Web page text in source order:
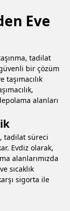
Eve
tadilat
bir çözüm
taşımacılık
alanları
tadilat süreci
Evdiz olarak,
alanlarımızda
sıcaklık
sigorta ile